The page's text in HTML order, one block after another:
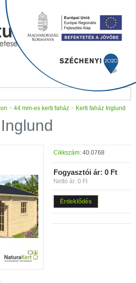
> 44 mm-es kerti faház > Kerti faház Inglund
Cikkszám: 40.0768
Fogyasztói ár: 0 Ft
Nettó ár: 0 Ft
Érdeklődés